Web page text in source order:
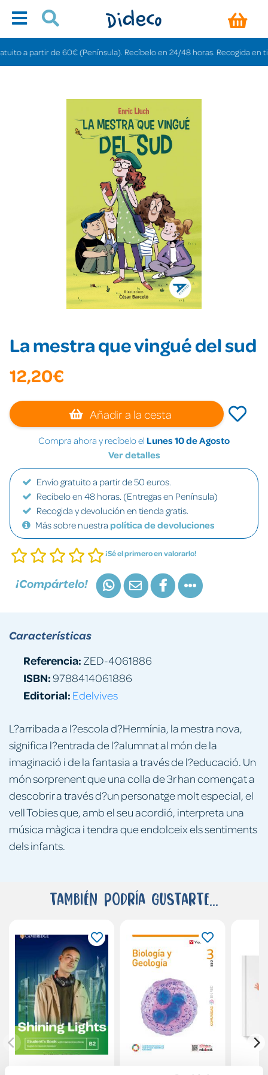
a partir de 60€ (Península). Recíbelo en 24/48 horas. Recogida en
La mestra que vingué del sud
12,20€
Añadir a la cesta
Compra ahora y recíbelo el Lunes 10 de Agosto
Ver detalles
Envío gratuito a partir de 50 euros.
Recíbelo en 48 horas. (Entregas en Península)
Recogida y devolución en tienda gratis.
Más sobre nuestra política de devoluciones
¡Sé el primero en valorarlo!
¡Compártelo!
L?arribada a l?escola d?Hermínia, la mestra nova,
significa l?entrada de l?alumnat al món de la
imaginació i de la fantasia a través de l?educació. Un
món sorprenent que una colla de 3r han començat a
descobrir a través d?un personatge molt especial, el
vell Tobies que, amb el seu acordió, interpreta una
música màgica i tendra que endolceix els sentiments
dels infants.
Características
Referencia: ZED-4061886
ISBN:9788414061886
Editorial: Edelvives
También podría gustarte...